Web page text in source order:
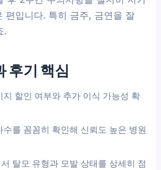
편입니다. 특히 금주, 금연을 잘
.
후기 핵심
지 할인 여부와 추가 이식 가능성 확
수를 꼼꼼히 확인해 신뢰도 높은 병원
탈모 유형과 모발 상태를 상세히 점